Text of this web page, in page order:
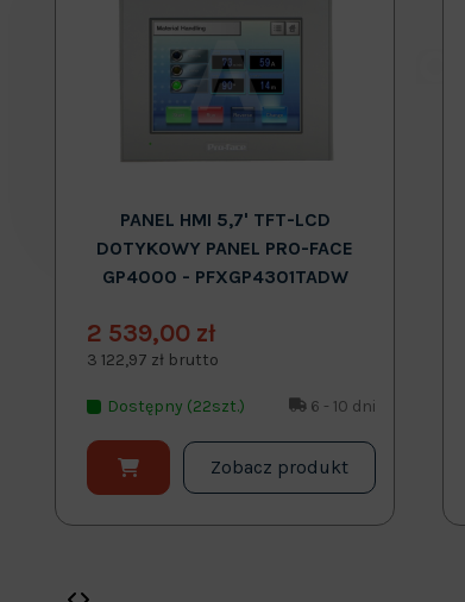
PANEL HMI 5,7' TFT-LCD
DOTYKOWY PANEL PRO-FACE
GP4000 - PFXGP4301TADW
2 539,00 zł
3 122,97 zł brutto
Dostępny (22szt.) 6 - 10 dni
Zobacz produkt